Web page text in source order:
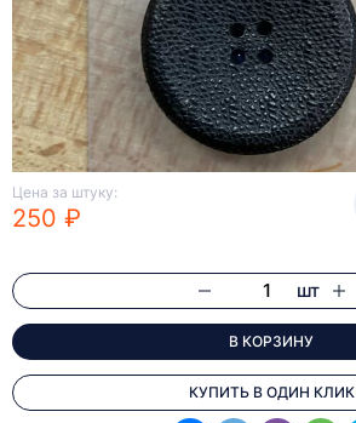
Цена за штуку:
250 ₽
шт
В КОРЗИНУ
КУПИТЬ В ОДИН КЛИК